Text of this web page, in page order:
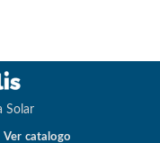
Solar
Ver catalogo